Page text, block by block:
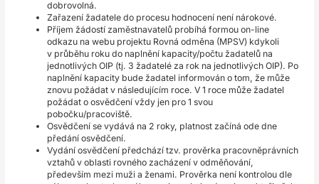
dobrovolná.
Zařazení žadatele do procesu hodnocení není nárokové.
Příjem žádostí zaměstnavatelů probíhá formou on-line
odkazu na webu projektu Rovná odměna (MPSV) kdykoli
v průběhu roku do naplnění kapacity/počtu žadatelů na
jednotlivých OIP (tj. 3 žadatelé za rok na jednotlivých OIP). Po
naplnění kapacity bude žadatel informován o tom, že může
znovu požádat v následujícím roce. V 1 roce může žadatel
požádat o osvědčení vždy jen pro 1 svou
pobočku/pracoviště.
Osvědčení se vydává na 2 roky, platnost začíná ode dne
předání osvědčení.
Vydání osvědčení předchází tzv. prověrka pracovněprávních
vztahů v oblasti rovného zacházení v odměňování,
především mezi muži a ženami. Prověrka není kontrolou dle